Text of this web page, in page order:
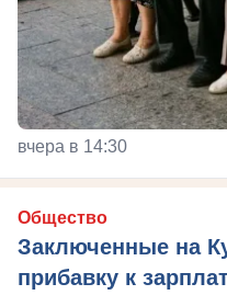
вчера в 14:30
Общество
Заключенные на
прибавку к